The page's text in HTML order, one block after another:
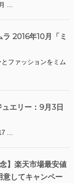
...
2016年10月「ミ
ファッションをミム
ュエリー：9月3日
...
】楽天市場最安値
意してキャンペー